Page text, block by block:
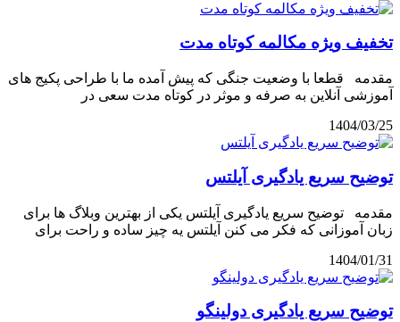
تخفیف ویژه مکالمه کوتاه مدت
مقدمه قطعا با وضعیت جنگی که پیش آمده ما با طراحی پکیج های
آموزشی آنلاین به صرفه و موثر در کوتاه مدت سعی در
1404/03/25
توضیح سریع یادگیری آیلتس
مقدمه توضیح سریع یادگیری آیلتس یکی از بهترین وبلاگ ها برای
زبان آموزانی که فکر می کنن آیلتس یه چیز ساده و راحت برای
1404/01/31
توضیح سریع یادگیری دولینگو